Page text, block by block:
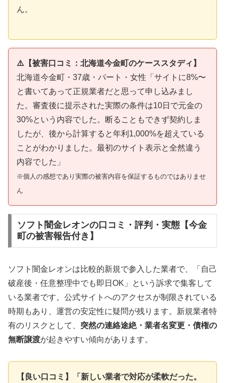
ん。
⚠️【被害口コミ：北海道今金町のケーススタディ】
北海道今金町・37歳・パート・女性「サイトに8%〜
と書いてあって正規業者だと思って申し込みまし
た。審査後に提示された実際の条件は10日で元金の
30%という内容でした。断ることもできず契約しま
したが、後から計算すると年利1,000%を超えている
ことがわかりました。最初のサイト表示と全然違う
内容でした」
※個人の感想であり実際の被害内容を保証するものではありませ
ん
ソフト闇金レオンの口コミ・評判・実態【今金
町の被害報告付き】
ソフト闇金レオンは比較的新規で参入した業者で、「自己
破産後・任意整理中でも即日OK」という訴求で集客して
いる業者です。公式サイトへのアクセスが制限されている
時期もあり、運営の安定性に疑問が残ります。新規業者特
有のリスクとして、 突然の連絡途絶・業者名変更・債権の
無断譲渡が起きやすい傾向があります。
【良い口コミ】「新しい業者で対応が柔軟だった。